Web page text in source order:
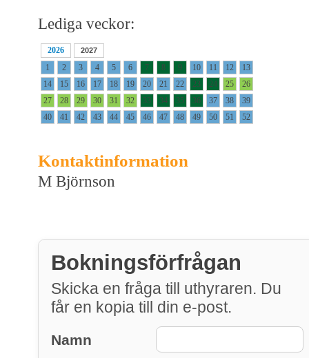
Lediga veckor:
2026 2027
1 2 3 4 5 6 7 8 9 10 11 12
13
14
15 16 17 18 19 20 21 22 23 24 25
26
27
28 29 30 31 32 33 34 35 36 37 38
39
40
41 42 43 44 45 46 47 48 49 50 51 52
Kontaktinformation
M Björnson
Bokningsförfrågan
Skicka en fråga till uthyraren. Du
får en kopia till din e-post.
Namn